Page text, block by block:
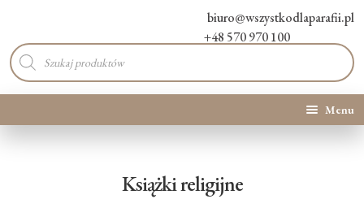
biuro@wszystkodlaparafii.pl
+48 570 970 100
Wyszukiwarka
produktów
Menu
Książki religijne